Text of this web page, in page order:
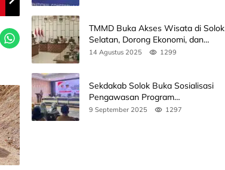
TMMD Buka Akses Wisata di Solok
Selatan, Dorong Ekonomi, dan
Perkuat Peran Masyarakat
14 Agustus 2025 1299
Sekdakab Solok Buka Sosialisasi
Pengawasan Program
Pembangunan Revitalisasi Satuan
9 September 2025 1297